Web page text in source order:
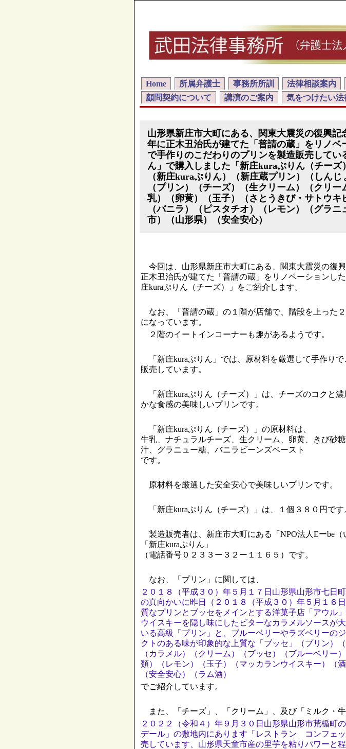
Home 所属弁護士 事務所所訓 法律相談案内
顧問契約について
講演のご案内 気をつけたい法
山形県新庄市大町にある、関東大震災の復興記
年に正木丑治氏が建てた「普請の蔵」をリノベ
で手作りのこだわりのプリンを製造販売してい
ん」で購入しました「新庄kuraぷりん（チーズ
（新庄kuraぷりん）（新庄蔵プリン）（しんじ
（プリン）（チーズ）（生クリーム）（クリ
乳）（卵黄）（玉子）（さとうきび・サトウキ
（バニラ）（ピスタチオ）（レモン）（グラニ
市）（山形県）（安全安心）
今回は、山形県新庄市大町にある、関東大震災の復
正木丑治氏が建てた「普請の蔵」をリノベーションし
庄kuraぷりん（チーズ）」をご紹介します。
なお、「普請の蔵」の１階が店舗で、階段を上った
になっています。
２階のイートインコーナーも趣があるようです。
「新庄kuraぷりん」では、原材料を厳選して手作り
販売しています。
「新庄kuraぷりん（チーズ）」は、チーズのコクと
かな食感の美味しいプリンです。
「新庄kuraぷりん（チーズ）」の原材料は、
牛乳、ナチュラルチーズ、生クリーム、卵黄、きび砂
汁、グラニュー糖、バニラビーンズペースト
です。
原材料を厳選した安全安心で美味しいプリンです。
「新庄kuraぷりん（チーズ）」は、１個３８０円です
製造販売者は、新庄市大町にある「NPO法人Eーbe（
「新庄kuraぷりん」
（電話番号０２３３ー３２ー１１６５）です。
なお、「プリン」に関しては、
２０１８（平成３０）年５月１７日山形県山形市七日
の真向かいに昨日（２０１８（平成３０）年５月１６
質なプリンとブッセをメインとする洋菓子店「アウル
ウイスキーを隠し味にしたビターなカラメルソースが
いる高級「プリン」と、ブルーベリーやラズベリーの
クトのある味が印象的な上質な「ブッセ」（プリン）
（カラメル）（クリーム）（ブッセ）（ブルーベリー
類）（レモン）（玉子）（マッカランウイスキー）（
（安全安心）（ラム酒）
でご紹介しています。
また、「チーズ」、「クリーム」、及び「ミルク・牛
２０２２（令和４）年９月３０日山形県山形市荒楯町
デール」の敷地内にあります「レストラン コンフェ
売しています、山形県天童市産の里芋を粘りパワーと